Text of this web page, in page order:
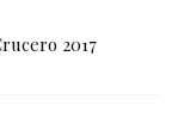
2017